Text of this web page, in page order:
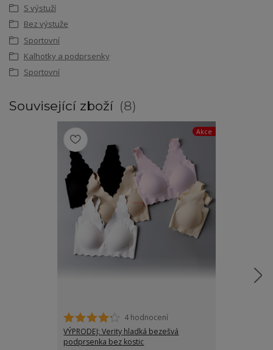
S výstuží
Bez výstuže
Sportovní
Kalhotky a podprsenky
Sportovní
Související zboží 8
Akce
4 hodnocení
VÝPRODEJ: Verity hladká bezešvá
podprsenka bez kostic